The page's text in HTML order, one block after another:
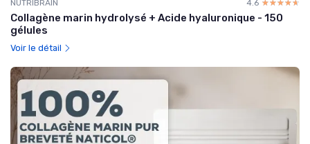
NUTRIBRAIN 4.6 ☆☆☆☆☆
★★★★★
Collagène marin hydrolysé + Acide hyaluronique - 150
gélules
Voir le détail